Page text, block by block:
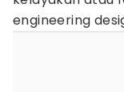
engineering